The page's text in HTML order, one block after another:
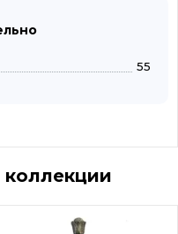
55
коллекции